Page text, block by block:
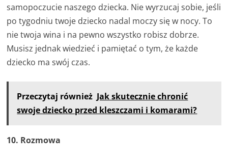
samopoczucie naszego dziecka. Nie wyrzucaj sobie, jeśli
po tygodniu twoje dziecko nadal moczy się w nocy. To
nie twoja wina i na pewno wszystko robisz dobrze.
Musisz jednak wiedzieć i pamiętać o tym, że każde
dziecko ma swój czas.
Przeczytaj również Jak skutecznie chronić
swoje dziecko przed kleszczami i komarami?
10. Rozmowa